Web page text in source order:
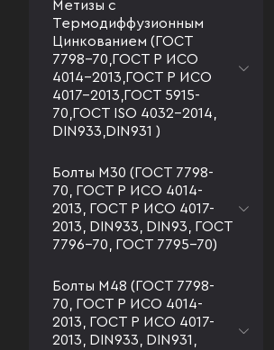
Метизы с
Термодиффузионным
Цинкованием (ГОСТ
7798-70,ГОСТ Р ИСО
4014-2013,ГОСТ Р ИСО
4017-2013,ГОСТ 5915-
70,ГОСТ ISO 4032-2014,
DIN933,DIN931 )
Болты М30 (ГОСТ 7798-
70, ГОСТ Р ИСО 4014-
2013, ГОСТ Р ИСО 4017-
2013, DIN933, DIN93, ГОСТ
7796-70, ГОСТ 7795-70)
Болты М48 (ГОСТ 7798-
70, ГОСТ Р ИСО 4014-
2013, ГОСТ Р ИСО 4017-
2013, DIN933, DIN931,